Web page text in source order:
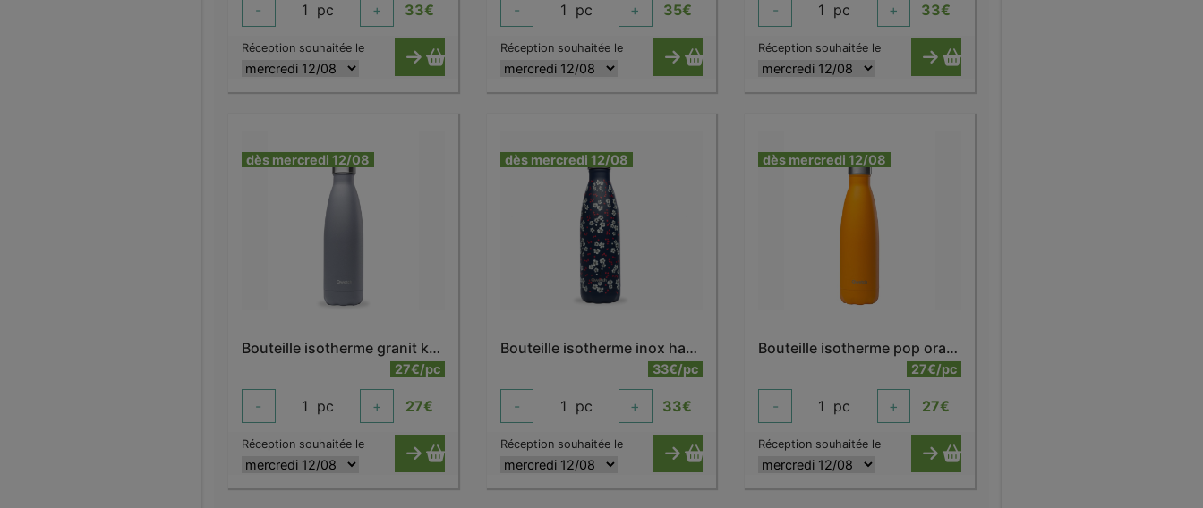
- 1 pc + 33€
Réception souhaitée le
- 1 pc + 35€
Réception souhaitée le
- 1 pc + 33€
Réception souhaitée le
dès mercredi 12/08
Bouteille isotherme granit kaki 500 ml
27€/pc
- 1 pc + 27€
Réception souhaitée le
dès mercredi 12/08
Bouteille isotherme inox hanami bleu 500 ml
33€/pc
- 1 pc + 33€
Réception souhaitée le
dès mercredi 12/08
Bouteille isotherme pop orange 500 ml
27€/pc
- 1 pc + 27€
Réception souhaitée le